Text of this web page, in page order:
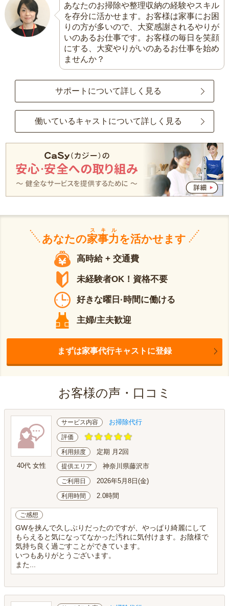
あなたのお掃除や整理収納の経験やスキル
を存分に活かせます。お客様は家事にお困
りの方が多いので、大変感謝されるやりが
いのあるお仕事です。お客様の毎日を笑顔
にする、大変やりがいのあるお仕事を始め
ませんか？
サポートについて詳しく見る
働いているキャストについて詳しく見る
あなたの家事力
スキル
を活かせます
高時給 + 交通費
未経験者OK！資格不要
好きな曜日·時間に働ける
主婦/主夫歓迎
まずは家事代行キャストに登録
お客様の声・口コミ
40代 女性
サービス内容 お掃除代行
評価
利用頻度 定期 月2回
提供エリア 神奈川県藤沢市
ご利用日 2026年5月8日(金)
利用時間 2.0時間
ご感想
GWを挟んで久しぶりだったのですが、やっぱり綺麗にして
もらえると気になってなかった汚れに気付けます。お陰様で
気持ち良く過ごすことができています。
いつもありがとうございます。
また...